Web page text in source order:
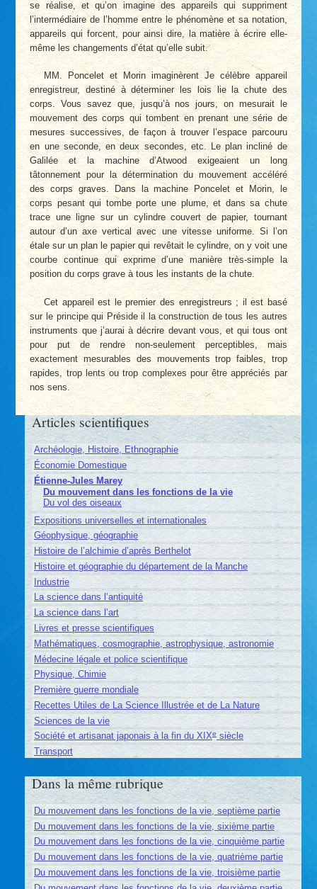
se réalise, et qu’on imagine des appareils qui suppriment
l’intermédiaire de l’homme entre le phénomène et sa notation,
appareils qui forcent, pour ainsi dire, la matière à écrire elle-
même les changements d’état qu’elle subit.
MM. Poncelet et Morin imaginèrent Je célèbre appareil
enregistreur, destiné à déterminer les lois lie la chute des
corps. Vous savez que, jusqu’à nos jours, on mesurait le
mouvement des corps qui tombent en prenant une série de
mesures successives, de façon à trouver l’espace parcouru
en une seconde, en deux secondes, etc. Le plan incliné de
Galilée et la machine d’Atwood exigeaient un long
tâtonnement pour la détermination du mouvement accéléré
des corps graves. Dans la machine Poncelet et Morin, le
corps pesant qui tombe porte une plume, et dans sa chute
trace une ligne sur un cylindre couvert de papier, tournant
autour d’un axe vertical avec une vitesse uniforme. Si l’on
étale sur un plan le papier qui revêtait le cylindre, on y voit une
courbe continue qui exprime d’une manière très-simple la
position du corps grave à tous les instants de la chute.
Cet appareil est le premier des enregistreurs ; il est basé
sur le principe qui Préside il la construction de tous les autres
instruments que j’aurai à décrire devant vous, et qui tous ont
pour put de rendre non-seulement perceptibles, mais
exactement mesurables des mouvements trop faibles, trop
rapides, trop lents ou trop complexes pour être appréciés par
nos sens.
Articles scientifiques
Archéologie, Histoire, Ethnographie
Économie Domestique
Étienne-Jules Marey
Du mouvement dans les fonctions de la vie
Du vol des oiseaux
Expositions universelles et internationales
Géophysique, géographie
Histoire de l’alchimie d’après Berthelot
Histoire et géographie du département de la Manche
Industrie
La science dans l’antiquité
La science dans l’art
Livres et presse scientifiques
Mathématiques, cosmographie, astrophysique, astronomie
Médecine légale et police scientifique
Physique, Chimie
Première guerre mondiale
Recettes Utiles de La Science Illustrée et de La Nature
Sciences de la vie
Société et artisanat japonais à la fin du XIXesiècle
Transport
Dans la même rubrique
Du mouvement dans les fonctions de la vie, septième partie
Du mouvement dans les fonctions de la vie, sixième partie
Du mouvement dans les fonctions de la vie, cinquième partie
Du mouvement dans les fonctions de la vie, quatrième partie
Du mouvement dans les fonctions de la vie, troisième partie